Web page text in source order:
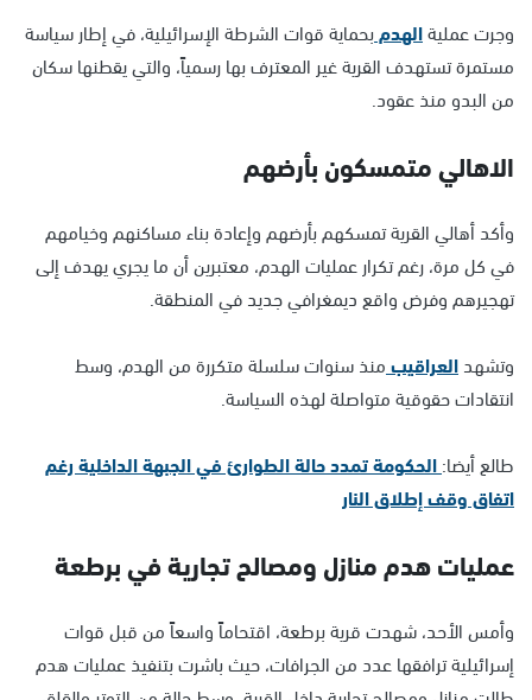
وجرت عمليةالهدمبحماية قوات الشرطة الإسرائيلية، في إطار سياسة
مستمرة تستهدف القرية غير المعترف بها رسمياً، والتي يقطنها سكان
من البدو منذ عقود.
الاهالي متمسكون بأرضهم
وأكد أهالي القرية تمسكهم بأرضهم وإعادة بناء مساكنهم وخيامهم
في كل مرة، رغم تكرار عمليات الهدم، معتبرين أن ما يجري يهدف إلى
تهجيرهم وفرض واقع ديمغرافي جديد في المنطقة.
وتشهدالعراقيبمنذ سنوات سلسلة متكررة من الهدم، وسط
انتقادات حقوقية متواصلة لهذه السياسة.
طالع أيضا:الحكومة تمدد حالة الطوارئ في الجبهة الداخلية رغم
اتفاق وقف إطلاق النار
عمليات هدم منازل ومصالح تجارية في برطعة
وأمس الأحد، شهدت قرية برطعة، اقتحاماً واسعاً من قبل قوات
إسرائيلية ترافقها عدد من الجرافات، حيث باشرت بتنفيذ عمليات هدم